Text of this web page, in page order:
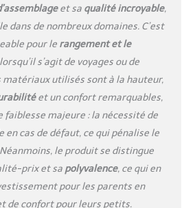
endroit à un autre avec
le jeu de roulettes inclus
lits de bébé faciles à
assembler contiennent
des poteaux en acier
robuste avec revêtement
en plastique robuste
pour résister à un usage
quotidien, et le tissu en
polyester est durable et
facile à nettoyer Deux
couleurs et tailles
et sa qualité incroyable,
dans de nombreux domaines. C’est
pour le rangement et le
s’agit de voyages ou de
matériaux utilisés sont à la hauteur,
et un confort remarquables,
faiblesse majeure : la nécessité de
en cas de défaut, ce qui pénalise le
le produit se distingue
prix et sa polyvalence, ce qui en
pour les parents en
de confort pour leurs petits.